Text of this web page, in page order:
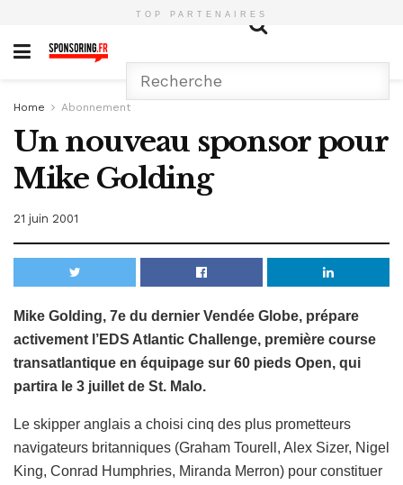
TOP PARTENAIRES
Home Abonnement
Un nouveau sponsor pour
Mike Golding
21 juin 2001
Mike Golding, 7e du dernier Vendée Globe, prépare
activement l’EDS Atlantic Challenge, première course
transatlantique en équipage sur 60 pieds Open, qui
partira le 3 juillet de St. Malo.
Le skipper anglais a choisi cinq des plus prometteurs
navigateurs britanniques (Graham Tourell, Alex Sizer, Nigel
King, Conrad Humphries, Miranda Merron) pour constituer